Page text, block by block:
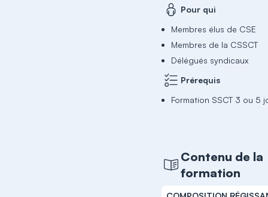
Pour qui
Membres élus de CSE
Membres de la CSSCT
Délégués syndicaux
Prérequis
Formation SSCT 3 ou 5
Contenu de la
formation